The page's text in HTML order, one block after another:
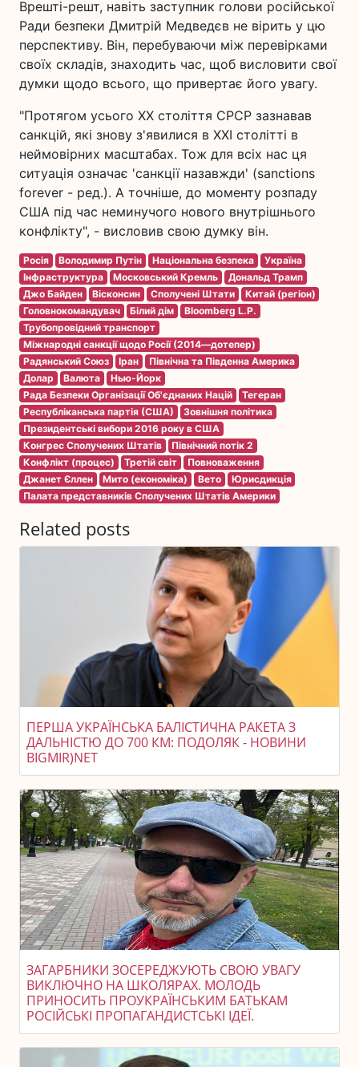
Врешті-решт, навіть заступник голови російської
Ради безпеки Дмитрій Медведєв не вірить у цю
перспективу. Він, перебуваючи між перевірками
своїх складів, знаходить час, щоб висловити свої
думки щодо всього, що привертає його увагу.
"Протягом усього XX століття СРСР зазнавав
санкцій, які знову з'явилися в ХХІ столітті в
неймовірних масштабах. Тож для всіх нас ця
ситуація означає 'санкції назавжди' (sanctions
forever - ред.). А точніше, до моменту розпаду
США під час неминучого нового внутрішнього
конфлікту", - висловив свою думку він.
Росія Володимир Путін Національна безпека
Україна
Інфраструктура
Московський Кремль
Дональд Трамп
Джо Байден
Вісконсин Сполучені Штати
Китай (регіон)
Головнокомандувач
Білий дім
Bloomberg L.P.
Трубопровідний транспорт
Міжнародні санкції щодо Росії (2014—дотепер)
Радянський Союз
Іран
Північна та Південна Америка
Долар
Валюта
Нью-Йорк
Рада Безпеки Організації Об'єднаних Націй
Тегеран
Республіканська партія (США)
Зовнішня політика
Президентські вибори 2016 року в США
Конгрес Сполучених Штатів
Північний потік 2
Конфлікт (процес)
Третій світ
Повноваження
Джанет Єллен
Мито (економіка) Вето
Юрисдикція
Палата представників Сполучених Штатів Америки
Related posts
ПЕРША УКРАЇНСЬКА БАЛІСТИЧНА РАКЕТА З
ДАЛЬНІСТЮ ДО 700 КМ: ПОДОЛЯК - НОВИНИ
BIGMIR)NET
ЗАГАРБНИКИ ЗОСЕРЕДЖУЮТЬ СВОЮ УВАГУ
ВИКЛЮЧНО НА ШКОЛЯРАХ. МОЛОДЬ
ПРИНОСИТЬ ПРОУКРАЇНСЬКИМ БАТЬКАМ
РОСІЙСЬКІ ПРОПАГАНДИСТСЬКІ ІДЕЇ.